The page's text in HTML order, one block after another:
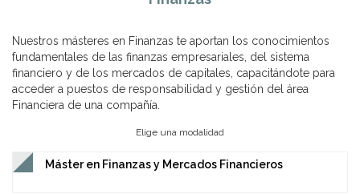
Nuestros másteres en Finanzas te aportan los conocimientos
fundamentales de las finanzas empresariales, del sistema
financiero y de los mercados de capitales, capacitándote para
acceder a puestos de responsabilidad y gestión del área
Financiera de una compañía.
Elige una modalidad
Máster en Finanzas y Mercados Financieros